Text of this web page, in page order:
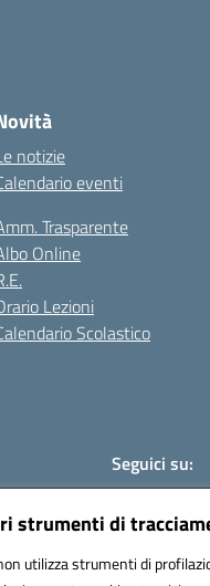
strumenti di
utilizza strumenti di
notizie
eventi
Trasparente
Online
Lezioni
Scolastico
Seguici su: